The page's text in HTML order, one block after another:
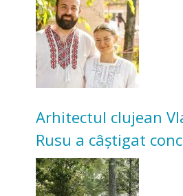
bunicilor
Arhitectul clujean
Rusu a câștigat
transformarea
Universitarilor